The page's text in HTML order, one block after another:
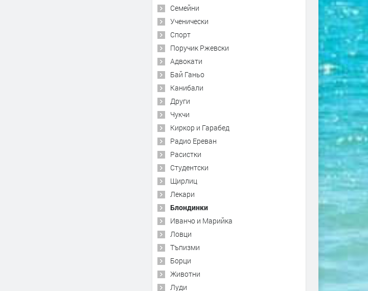
Семейни
Ученически
Спорт
Поручик Ржевски
Адвокати
Бай Ганьо
Канибали
Други
Чукчи
Киркор и Гарабед
Радио Ереван
Расистки
Студентски
Щирлиц
Лекари
Блондинки
Иванчо и Марийка
Ловци
Тъпизми
Борци
Животни
Луди